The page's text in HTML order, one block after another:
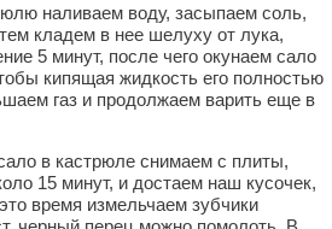
наливаем воду, засыпаем соль,
кладем в нее шелуху от лука,
5 минут, после чего окунаем сало
кипящая жидкость его полностью
газ и продолжаем варить еще в
в кастрюле снимаем с плиты,
15 минут, и достаем наш кусочек,
время измельчаем зубчики